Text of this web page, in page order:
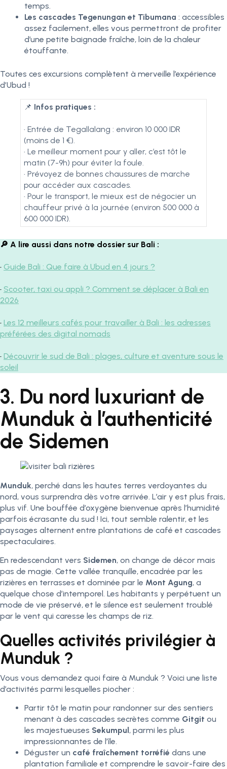
temps.
Les cascades Tegenungan et Tibumana : accessibles
assez facilement, elles vous permettront de profiter
d’une petite baignade fraîche, loin de la chaleur
étouffante.
Toutes ces excursions complètent à merveille l’expérience
d’Ubud !
📌 Infos pratiques :
• Entrée de Tegallalang : environ 10 000 IDR
(moins de 1 €).
• Le meilleur moment pour y aller, c’est tôt le
matin (7-9h) pour éviter la foule.
• Prévoyez de bonnes chaussures de marche
pour accéder aux cascades.
• Pour le transport, le mieux est de négocier un
chauffeur privé à la journée (environ 500 000 à
600 000 IDR).
🔎​ A lire aussi dans notre dossier sur Bali :
• Guide Bali : Que faire à Ubud en 4 jours ?
• Scooter, taxi ou appli ? Comment se déplacer à Bali en
2026
• Les 12 meilleurs cafés pour travailler à Bali : les adresses
préférées des digital nomads
• Découvrir le sud de Bali : plages, culture et aventure sous le
soleil
3. Du nord luxuriant de
Munduk à l’authenticité
de Sidemen
Munduk, perché dans les hautes terres verdoyantes du
nord, vous surprendra dès votre arrivée. L’air y est plus frais,
plus vif. Une bouffée d’oxygène bienvenue après l’humidité
parfois écrasante du sud ! Ici, tout semble ralentir, et les
paysages alternent entre plantations de café et cascades
spectaculaires.
En redescendant vers Sidemen, on change de décor mais
pas de magie. Cette vallée tranquille, encadrée par les
rizières en terrasses et dominée par le Mont Agung, a
quelque chose d’intemporel. Les habitants y perpétuent un
mode de vie préservé, et le silence est seulement troublé
par le vent qui caresse les champs de riz.
Quelles activités privilégier à
Munduk ?
Vous vous demandez quoi faire à Munduk ? Voici une liste
d’activités parmi lesquelles piocher :
Partir tôt le matin pour randonner sur des sentiers
menant à des cascades secrètes comme Gitgit ou
les majestueuses Sekumpul, parmi les plus
impressionnantes de l’île.
Déguster un café fraîchement torréfié dans une
plantation familiale et comprendre le savoir-faire des